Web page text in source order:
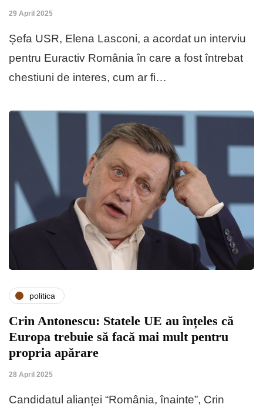
29 April 2025
Șefa USR, Elena Lasconi, a acordat un interviu
pentru Euractiv România în care a fost întrebat
chestiuni de interes, cum ar fi…
politica
Crin Antonescu: Statele UE au înțeles că
Europa trebuie să facă mai mult pentru
propria apărare
28 April 2025
Candidatul alianței “România, înainte”, Crin